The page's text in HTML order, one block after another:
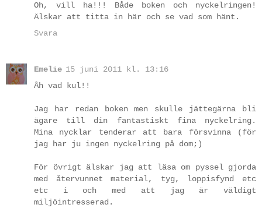
Oh, vill ha!!! Både boken och nyckelringen!
Älskar att titta in här och se vad som hänt.
Svara
Emelie 15 juni 2011 kl. 13:16
Åh vad kul!!
Jag har redan boken men skulle jättegärna bli
ägare till din fantastiskt fina nyckelring.
Mina nycklar tenderar att bara försvinna (för
jag har ju ingen nyckelring på dom;)
För övrigt älskar jag att läsa om pyssel gjorda
med återvunnet material, tyg, loppisfynd etc
etc i och med att jag är väldigt
miljöintresserad.